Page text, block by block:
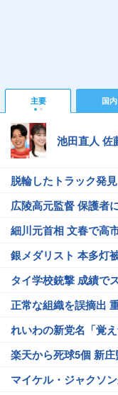
主要 国内
池田直人 佐
脱輪したトラック発
広陵高元監督 保護者
細川元首相 文春で高
銀メダリスト 本多灯
タイ学校銃撃 成績で
正常な組織を誤摘出
れいわの新党名「覚え
楽天から死球5個 新
マイケル・ジャクソ